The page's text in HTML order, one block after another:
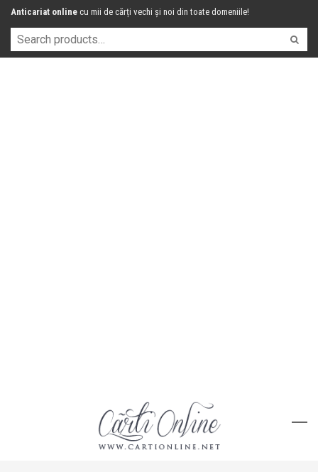
Anticariat online cu mii de cărți vechi și noi din toate domeniile!